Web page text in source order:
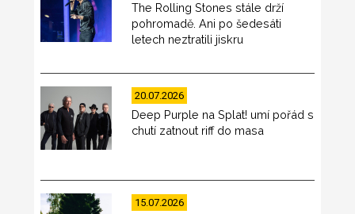
The Rolling Stones stále drží
pohromadě. Ani po šedesáti
letech neztratili jiskru
20.07.2026
Deep Purple na Splat! umí pořád s
chutí zatnout riff do masa
15.07.2026